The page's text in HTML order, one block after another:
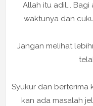
Allah itu adil...
waktunya dan
Jangan melihat
Syukur dan berterima
kan ada masalah